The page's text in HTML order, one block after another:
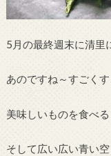
5月の最終週末に清里
あのですね～すごく
美味しいものを食べ
そして広い広い青い